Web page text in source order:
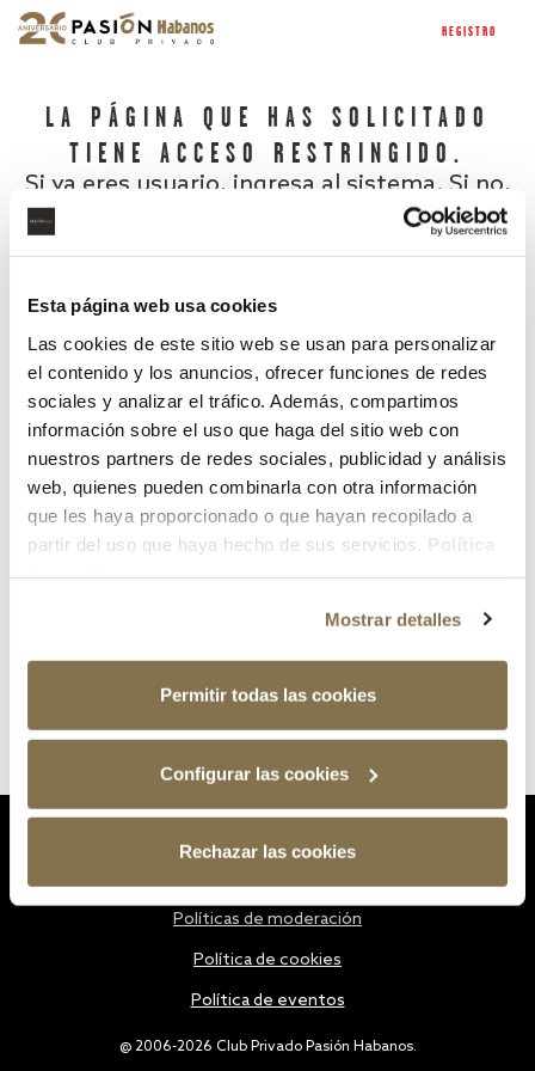
Esta página web usa cookies
Las cookies de este sitio web se usan para personalizar
el contenido y los anuncios, ofrecer funciones de redes
sociales y analizar el tráfico. Además, compartimos
información sobre el uso que haga del sitio web con
nuestros partners de redes sociales, publicidad y análisis
web, quienes pueden combinarla con otra información
que les haya proporcionado o que hayan recopilado a
partir del uso que haya hecho de sus servicios. Política
Mostrar detalles
Permitir todas las cookies
Configurar las cookies
Rechazar las cookies
REGISTRO
LA PÁGINA QUE HAS SOLICITADO
TIENE ACCESO RESTRINGIDO.
Si ya eres usuario, ingresa al sistema. Si no,
¿Has olvidado tu contraseña?
@ 2006-2026 Club Privado Pasión Habanos.
Políticas de moderación
Política de cookies
Política de eventos